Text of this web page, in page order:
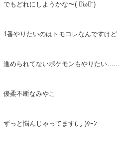
でもどれにしようかな〜( ⌯᷄ω⌯᷅ )
1番やりたいのはトモコレなんですけど
進められてないポケモンもやりたい……
優柔不断なみやこ
ずっと悩んじゃってます(. ̯. )ｳｰﾝ